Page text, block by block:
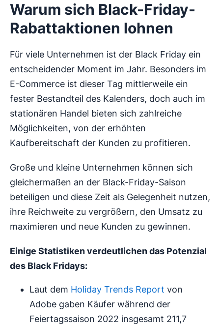
Warum sich Black-Friday-
Rabattaktionen lohnen
Für viele Unternehmen ist der Black Friday ein
entscheidender Moment im Jahr. Besonders im
E-Commerce ist dieser Tag mittlerweile ein
fester Bestandteil des Kalenders, doch auch im
stationären Handel bieten sich zahlreiche
Möglichkeiten, von der erhöhten
Kaufbereitschaft der Kunden zu profitieren.
Große und kleine Unternehmen können sich
gleichermaßen an der Black-Friday-Saison
beteiligen und diese Zeit als Gelegenheit nutzen,
ihre Reichweite zu vergrößern, den Umsatz zu
maximieren und neue Kunden zu gewinnen.
Einige Statistiken verdeutlichen das Potenzial
des Black Fridays:
Laut dem Holiday Trends Report von
Adobe gaben Käufer während der
Feiertagssaison 2022 insgesamt 211,7